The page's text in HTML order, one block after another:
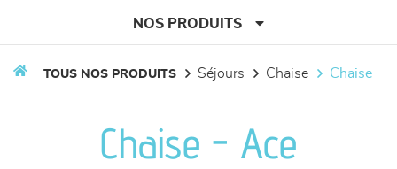
NOS PRODUITS
TOUS NOS PRODUITS séjours chaise chaise
Chaise - Ace